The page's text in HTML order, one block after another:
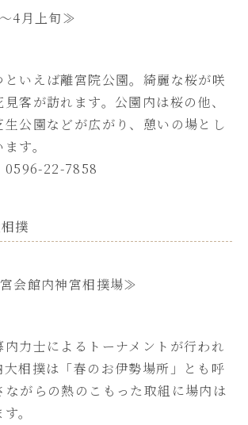
4月上旬≫
いえば離宮院公園。綺麗な桜が咲
客が訪れます。公園内は桜の他、
公園などが広がり、憩いの場とし
す。
0596-22-7858
撲
会館内神宮相撲場≫
力士によるトーナメントが行われ
大相撲は「春のお伊勢場所」とも呼
ながらの熱のこもった取組に場内は
。